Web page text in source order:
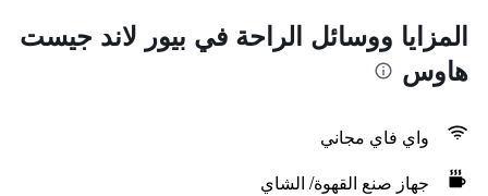
المزايا ووسائل الراحة في بيور لاند جيست
هاوس
واي فاي مجاني
جهاز صنع القهوة/ الشاي